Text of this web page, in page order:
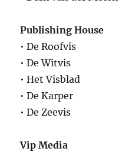
Publishing House
• De Roofvis
• De Witvis
• Het Visblad
• De Karper
• De Zeevis
Vip Media